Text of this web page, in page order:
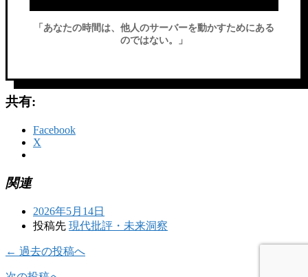
「あなたの時間は、他人のサーバーを動かすためにある
のではない。」
共有:
Facebook
X
関連
2026年5月14日
投稿先 現代批評・未来洞察
← 過去の投稿へ